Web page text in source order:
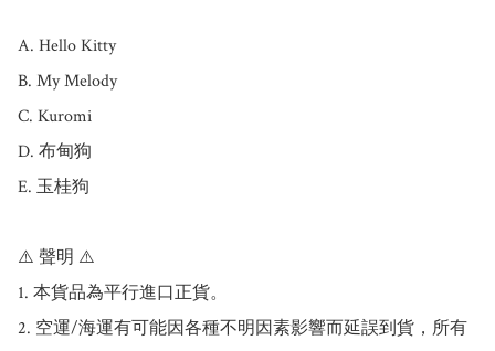
A. Hello Kitty
B. My Melody
C. Kuromi
D. 布甸狗
E. 玉桂狗
⚠️ 聲明 ⚠️
1. 本貨品為平行進口正貨。
2. 空運/海運有可能因各種不明因素影響而延誤到貨，所有